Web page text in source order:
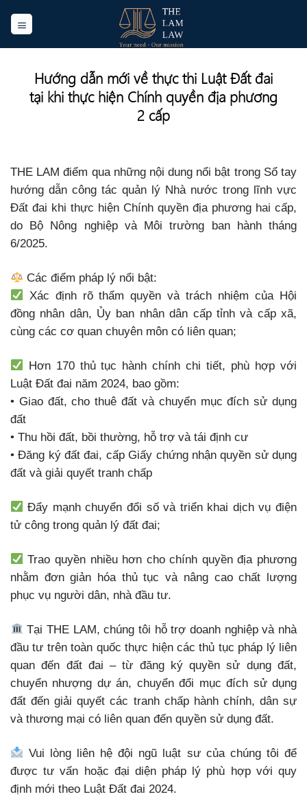
Hướng dẫn mới về thực thi Luật Đất đai
tại khi thực hiện Chính quyền địa phương
2 cấp
THE LAM điểm qua những nội dung nổi bật trong Sổ tay
hướng dẫn công tác quản lý Nhà nước trong lĩnh vực
Đất đai khi thực hiện Chính quyền địa phương hai cấp,
do Bộ Nông nghiệp và Môi trường ban hành tháng
6/2025.
Các điểm pháp lý nổi bật:
Xác định rõ thẩm quyền và trách nhiệm của Hội
đồng nhân dân, Ủy ban nhân dân cấp tỉnh và cấp xã,
cùng các cơ quan chuyên môn có liên quan;
Hơn 170 thủ tục hành chính chi tiết, phù hợp với
Luật Đất đai năm 2024, bao gồm:
• Giao đất, cho thuê đất và chuyển mục đích sử dụng
đất
• Thu hồi đất, bồi thường, hỗ trợ và tái định cư
• Đăng ký đất đai, cấp Giấy chứng nhận quyền sử dụng
đất và giải quyết tranh chấp
Đẩy mạnh chuyển đổi số và triển khai dịch vụ điện
tử công trong quản lý đất đai;
Trao quyền nhiều hơn cho chính quyền địa phương
nhằm đơn giản hóa thủ tục và nâng cao chất lượng
phục vụ người dân, nhà đầu tư.
Tại THE LAM, chúng tôi hỗ trợ doanh nghiệp và nhà
đầu tư trên toàn quốc thực hiện các thủ tục pháp lý liên
quan đến đất đai – từ đăng ký quyền sử dụng đất,
chuyển nhượng dự án, chuyển đổi mục đích sử dụng
đất đến giải quyết các tranh chấp hành chính, dân sự
và thương mại có liên quan đến quyền sử dụng đất.
Vui lòng liên hệ đội ngũ luật sư của chúng tôi để
được tư vấn hoặc đại diện pháp lý phù hợp với quy
định mới theo Luật Đất đai 2024.